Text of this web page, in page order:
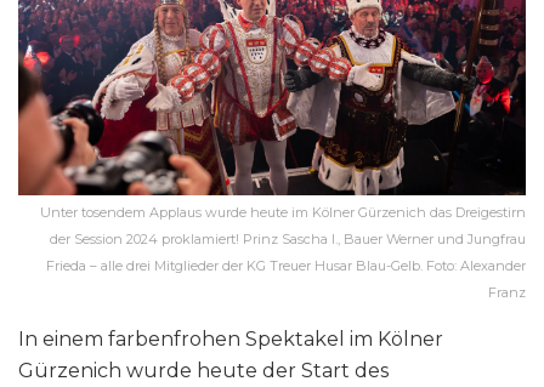
Unter tosendem Applaus wurde heute im Kölner Gürzenich das Dreigestirn
der Session 2024 proklamiert! Prinz Sascha I., Bauer Werner und Jungfrau
Frieda – alle drei Mitglieder der KG Treuer Husar Blau-Gelb. Foto: Alexander
Franz
In einem farbenfrohen Spektakel im Kölner
Gürzenich wurde heute der Start des